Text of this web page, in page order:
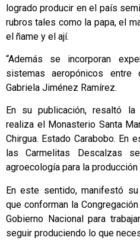
logrado producir en el país
rubros tales como la papa, el
el ñame y el ají.
“Además se incorporan
sistemas aeropónicos entre
Gabriela Jiménez Ramírez.
En su publicación, resaltó la
realiza el Monasterio Santa
Chirgua. Estado Carabobo. En
las Carmelitas Descalzas
agroecología para la
En este sentido, manifestó
que conforman la
Gobierno Nacional para
seguir produciendo lo que